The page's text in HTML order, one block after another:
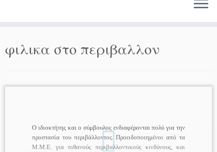
φιλικα στο περιβαλλον
Ο ιδιοκτήτης και ο σύμβουλος ενδιαφέρονται πολύ για την
προστασία του περιβάλλοντος. Προειδοποιημένοι από τα
Μ.Μ.Ε. για πιθανούς περιβαλλοντικούς κινδύνους, και